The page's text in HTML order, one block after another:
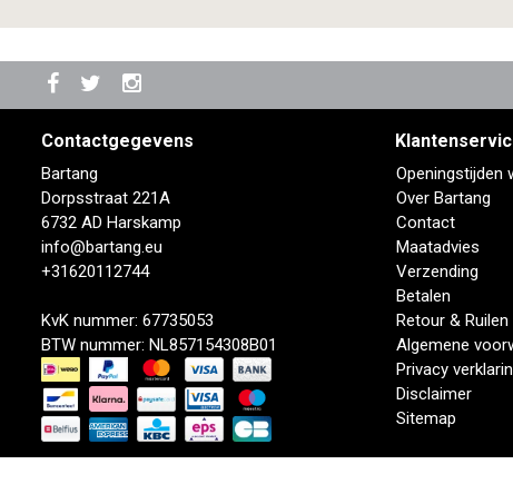
Contactgegevens
Bartang
Dorpsstraat 221A
6732 AD Harskamp
info@bartang.eu
+31620112744
KvK nummer: 67735053
BTW nummer: NL857154308B01
Openingstijden
Over Bartang
Contact
Maatadvies
Verzending
Betalen
Retour & Ruilen
Algemene
Privacy
Disclaimer
Sitemap